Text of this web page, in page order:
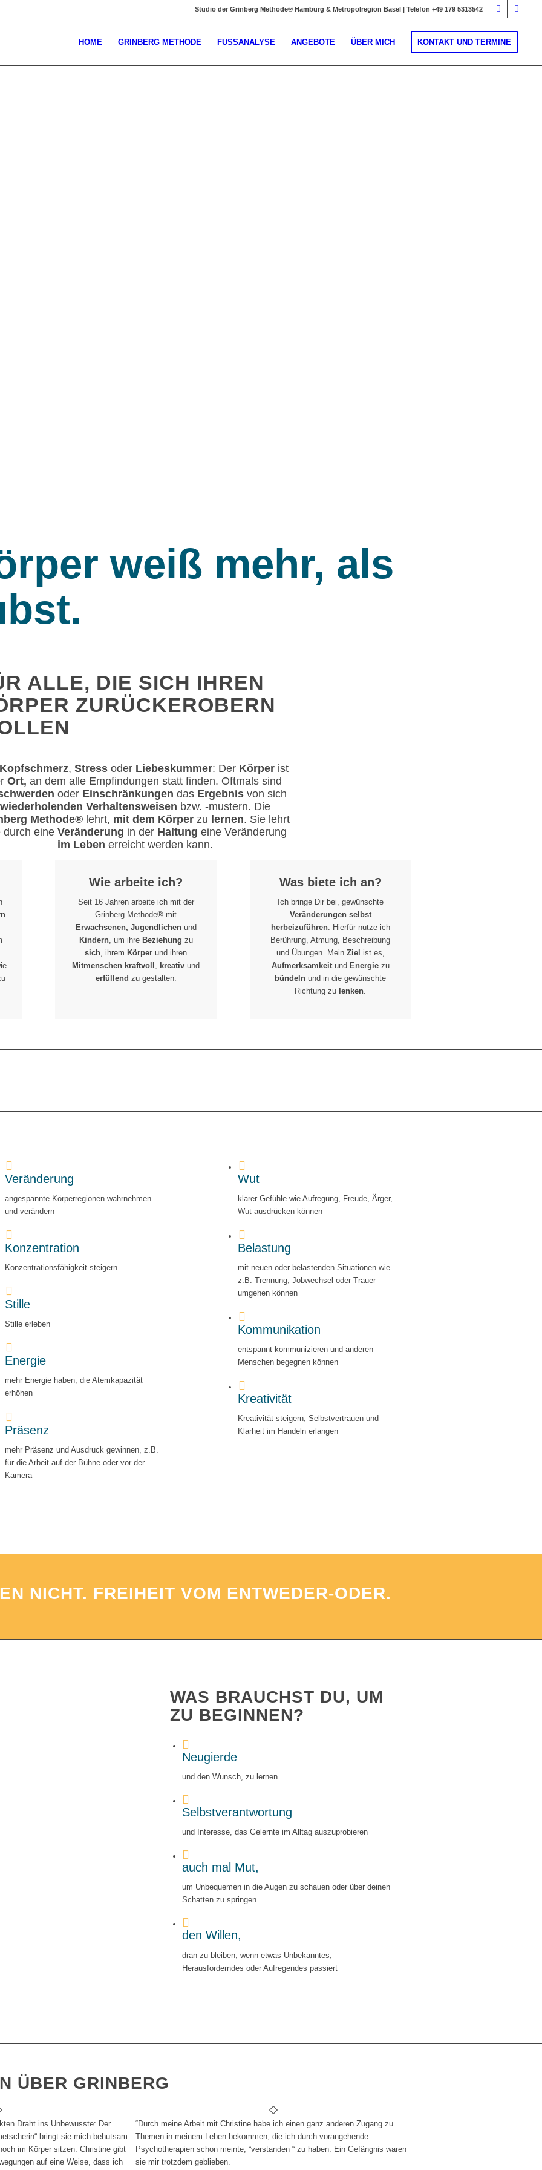
Studio der Grinberg Methode® Hamburg & Metropolregion Basel | Telefon +49 179 5313542
HOME GRINBERG METHODE FUSSANALYSE ANGEBOTE ÜBER MICH KONTAKT UND TERMINE
weiß mehr, als
ALLE, DIE SICH IHREN
ZURÜCKEROBERN
Kopfschmerz,Stress oder Liebeskummer: Der Körper ist
Ort, an dem alle Empfindungen statt finden. Oftmals sind
oder Einschränkungen das Ergebnis von sich
wiederholenden Verhaltensweisen bzw. -mustern. Die
Methode®lehrt, mit dem Körperzu lernen. Sie lehrt
durch eine Veränderung in der Haltung eine Veränderung
im Leben erreicht werden kann.
Wie arbeite ich?
Seit 16 Jahren arbeite ich mit der
Grinberg Methode® mit
Erwachsenen, Jugendlichenund
Kindern, um ihre Beziehung zu
sich, ihrem Körper und ihren
Mitmenschen kraftvoll , kreativ und
erfüllend zu gestalten.
Was biete ich an?
Ich bringe Dir bei, gewünschte
Veränderungen selbst
herbeizuführen. Hierfür nutze ich
Berührung, Atmung, Beschreibung
und Übungen. Mein Ziel ist es,
Aufmerksamkeitund Energiezu
bündeln und in die gewünschte
Richtung zu lenken.
Veränderung
angespannte Körperregionen wahrnehmen
und verändern
Konzentration
Konzentrationsfähigkeit steigern
Stille
Stille erleben
Energie
mehr Energie haben, die Atemkapazität
erhöhen
Präsenz
mehr Präsenz und Ausdruck gewinnen, z.B.
für die Arbeit auf der Bühne oder vor der
Kamera
Wut
klarer Gefühle wie Aufregung, Freude, Ärger,
Wut ausdrücken können
Belastung
mit neuen oder belastenden Situationen wie
z.B. Trennung, Jobwechsel oder Trauer
umgehen können
Kommunikation
entspannt kommunizieren und anderen
Menschen begegnen können
Kreativität
Kreativität steigern, Selbstvertrauen und
Klarheit im Handeln erlangen
NICHT. FREIHEIT VOM ENTWEDER-ODER.
WAS BRAUCHST DU, UM
ZU BEGINNEN?
Neugierde
und den Wunsch, zu lernen
Selbstverantwortung
und Interesse, das Gelernte im Alltag auszuprobieren
auch mal Mut,
um Unbequemen in die Augen zu schauen oder über deinen
Schatten zu springen
den Willen,
dran zu bleiben, wenn etwas Unbekanntes,
Herausforderndes oder Aufregendes passiert
ÜBER GRINBERG
Draht ins Unbewusste: Der
bringt sie mich behutsam
im Körper sitzen. Christine gibt
auf eine Weise, dass ich
“Durch meine Arbeit mit Christine habe ich einen ganz anderen Zugang zu
Themen in meinem Leben bekommen, die ich durch vorangehende
Psychotherapien schon meinte, “verstanden “ zu haben. Ein Gefängnis waren
sie mir trotzdem geblieben.